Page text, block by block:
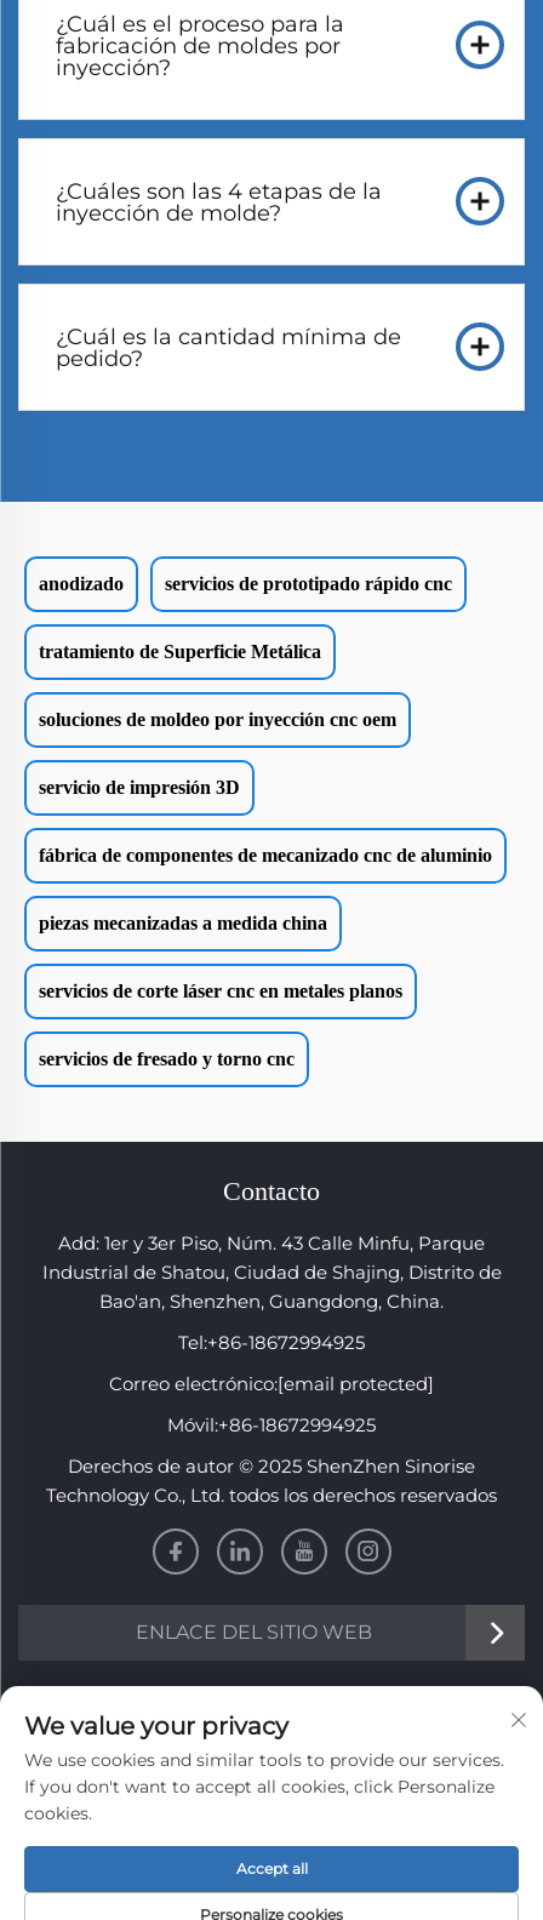
¿Cuál es el proceso para la
fabricación de moldes por
inyección?
¿Cuáles son las 4 etapas de la
inyección de molde?
¿Cuál es la cantidad mínima de
pedido?
anodizado servicios de prototipado rápido cnc
tratamiento de Superficie Metálica
soluciones de moldeo por inyección cnc oem
servicio de impresión 3D
fábrica de componentes de mecanizado cnc de aluminio
piezas mecanizadas a medida china
servicios de corte láser cnc en metales planos
servicios de fresado y torno cnc
Contacto
Add: 1er y 3er Piso, Núm. 43 Calle Minfu, Parque
Industrial de Shatou, Ciudad de Shajing, Distrito de
Bao'an, Shenzhen, Guangdong, China.
Tel:+86-18672994925
Correo electrónico:[email protected]
Móvil:+86-18672994925
Derechos de autor © 2025 ShenZhen Sinorise
Technology Co., Ltd. todos los derechos reservados
ENLACE DEL SITIO WEB
Información
Regístrese para recibir nuestro boletín semanal
Enviar
We value your privacy
We use cookies and similar tools to provide our services.
If you don't want to accept all cookies, click Personalize
cookies.
Personalize cookies
Accept all